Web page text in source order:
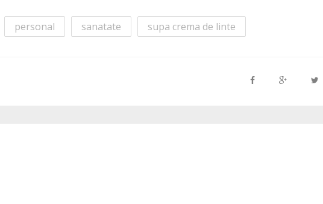
personal sanatate supa crema de linte